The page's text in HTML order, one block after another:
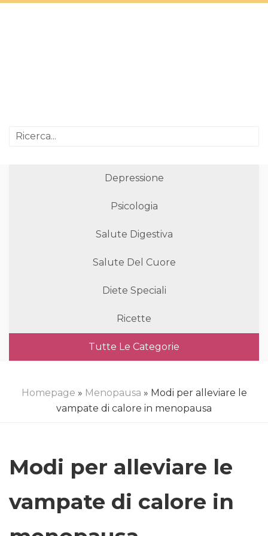
Depressione
Psicologia
Salute Digestiva
Salute Del Cuore
Diete Speciali
Ricette
Tutte Le Categorie
Homepage » Menopausa » Modi per alleviare le
vampate di calore in menopausa
Modi per alleviare le
vampate di calore in